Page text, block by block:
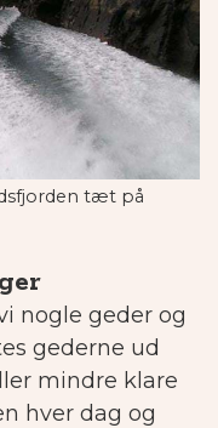
tæt på
nogle geder og
gederne ud
mindre klare
hver dag og